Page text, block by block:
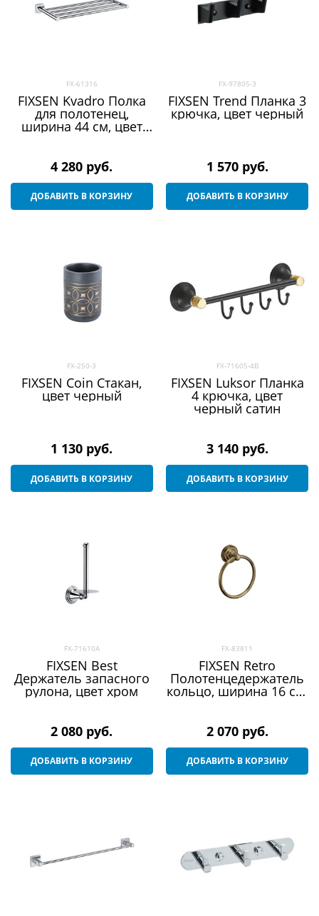
FX-61316
FIXSEN Kvadro Полка
для полотенец,
ширина 44 см, цвет
4 280 руб.
ДОБАВИТЬ В КОРЗИНУ
FX-97805-3
FIXSEN Trend Планка 3
крючка, цвет черный
1 570 руб.
ДОБАВИТЬ В КОРЗИНУ
FX-250-3
FIXSEN Coin Стакан,
цвет черный
1 130 руб.
ДОБАВИТЬ В КОРЗИНУ
FX-71605-4B
FIXSEN Luksor Планка
4 крючка, цвет
черный сатин
3 140 руб.
ДОБАВИТЬ В КОРЗИНУ
FX-71610A
FIXSEN Best
Держатель запасного
рулона, цвет хром
2 080 руб.
ДОБАВИТЬ В КОРЗИНУ
FX-83811
FIXSEN Retro
Полотенцедержатель
кольцо, ширина 16 см,
2 070 руб.
ДОБАВИТЬ В КОРЗИНУ